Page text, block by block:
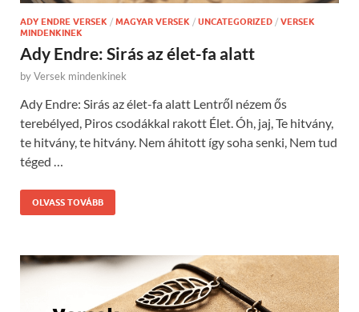
ADY ENDRE VERSEK / MAGYAR VERSEK / UNCATEGORIZED / VERSEK
MINDENKINEK
Ady Endre: Sirás az élet-fa alatt
byVersek mindenkinek
Ady Endre: Sirás az élet-fa alatt Lentről nézem ős
terebélyed, Piros csodákkal rakott Élet. Óh, jaj, Te hitvány,
te hitvány, te hitvány. Nem áhitott így soha senki, Nem tud
téged …
OLVASS TOVÁBB